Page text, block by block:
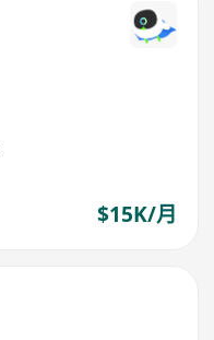
$15K/月